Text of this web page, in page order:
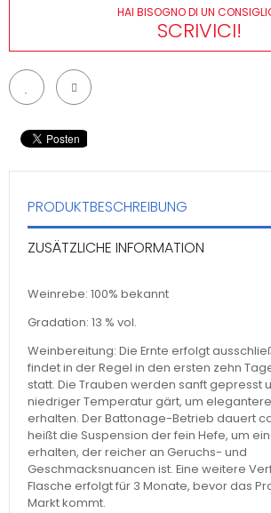
HAI BISOGNO DI UN
SCRIVICI!
PRODUKTBESCHREIBUNG
ZUSÄTZLICHE INFORMATION
Weinrebe: 100% bekannt
Gradation: 13 % vol.
Weinbereitung: Die Ernte erfolgt
findet in der Regel in den ersten zehn
statt. Die Trauben werden sanft gepresst
niedriger Temperatur gärt, um
erhalten. Der Battonage-Betrieb dauert
heißt die Suspension der fein Hefe, um
erhalten, der reicher an Geruchs- und
Geschmacksnuancen ist. Eine weitere
Flasche erfolgt für 3 Monate, bevor das
Markt kommt.